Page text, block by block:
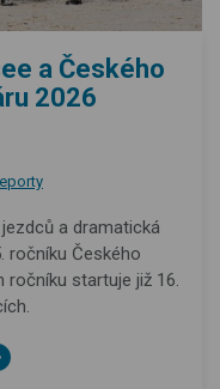
a Českého
2026
a dramatická
ročníku Českého
startuje již 16.